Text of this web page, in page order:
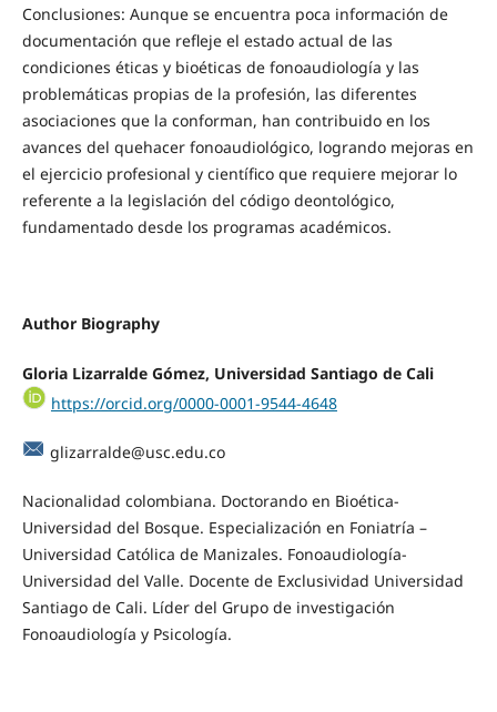
Conclusiones: Aunque se encuentra poca información de
documentación que refleje el estado actual de las
condiciones éticas y bioéticas de fonoaudiología y las
problemáticas propias de la profesión, las diferentes
asociaciones que la conforman, han contribuido en los
avances del quehacer fonoaudiológico, logrando mejoras en
el ejercicio profesional y científico que requiere mejorar lo
referente a la legislación del código deontológico,
fundamentado desde los programas académicos.
Author Biography
Gloria Lizarralde Gómez, Universidad Santiago de Cali
https://orcid.org/0000-0001-9544-4648
glizarralde@usc.edu.co
Nacionalidad colombiana. Doctorando en Bioética-
Universidad del Bosque. Especialización en Foniatría –
Universidad Católica de Manizales. Fonoaudiología-
Universidad del Valle. Docente de Exclusividad Universidad
Santiago de Cali. Líder del Grupo de investigación
Fonoaudiología y Psicología.